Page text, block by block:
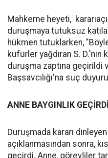
Mahkeme heyeti,
duruşmaya tutuksuz
hükmen tutuklarken,
küfürler yağdıran S. D.'nin
duruşma zaptına geçirildi
Başsavcılığı'na suç
ANNE BAYGINLIK
Duruşmada kararı
açıklanmasından sonra,
geçirdi. Anne, görevliler